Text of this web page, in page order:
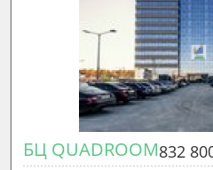
БЦ QUADROOM832